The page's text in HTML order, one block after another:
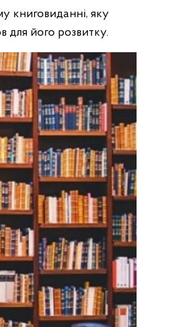
книговиданні, яку
для його розвитку.